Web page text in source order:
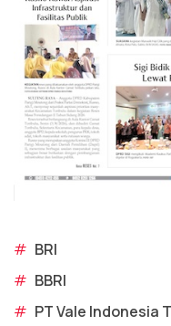
# BRI
# BBRI
# PT Vale Indonesia